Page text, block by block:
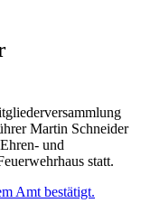
Martin Schneider
und
statt.